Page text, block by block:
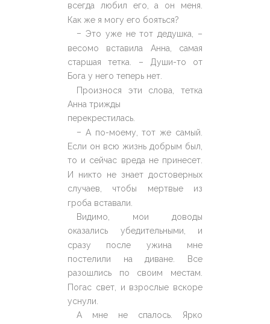
всегда любил его, а он меня.
Как же я могу его бояться?
– Это уже не тот дедушка, –
весомо вставила Анна, самая
старшая тетка. – Души-то от
Бога у него теперь нет.
Произнося эти слова, тетка
Анна трижды
перекрестилась.
– А по-моему, тот же самый.
Если он всю жизнь добрым был,
то и сейчас вреда не принесет.
И никто не знает достоверных
случаев, чтобы мертвые из
гроба вставали.
Видимо, мои доводы
оказались убедительными, и
сразу после ужина мне
постелили на диване. Все
разошлись по своим местам.
Погас свет, и взрослые вскоре
уснули.
А мне не спалось. Ярко